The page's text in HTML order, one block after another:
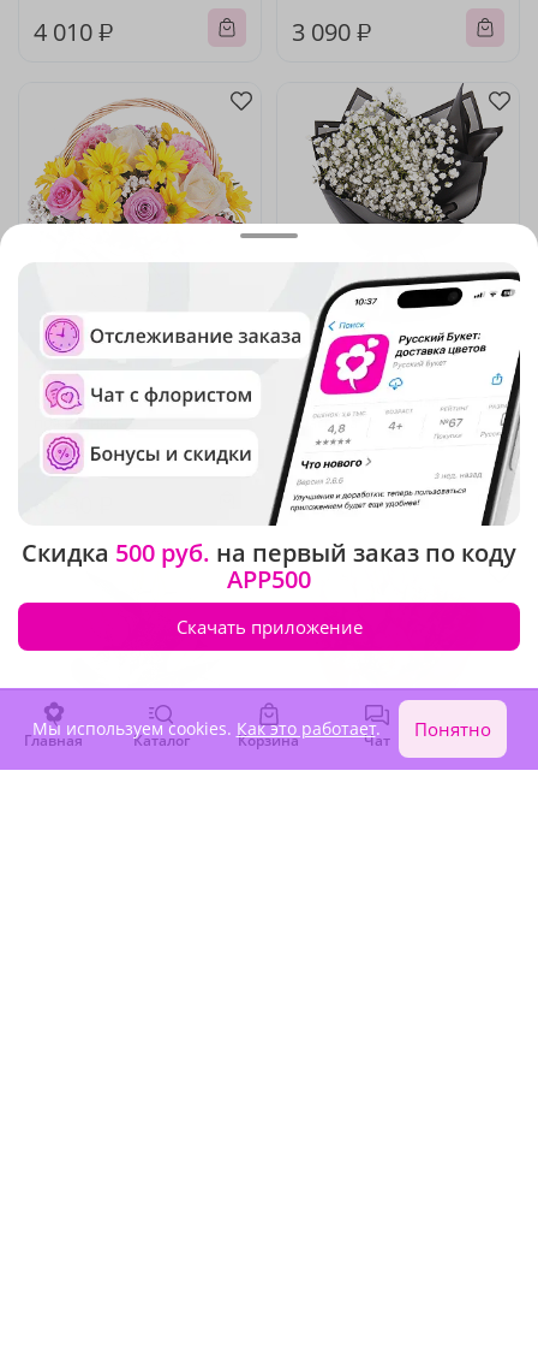
4 010 ₽ 3 090 ₽
4.9(129)
Композиция "Искренние
пожелания"
В наличии
5 (141)
Букет "Черно-белая
классика"
В наличии
2 240 ₽
Главная Каталог Корзина Чат Войти
Скидка 500 руб. на первый заказ по коду
APP500
Скачать приложение
Мы используем cookies. Как это работает. Понятно